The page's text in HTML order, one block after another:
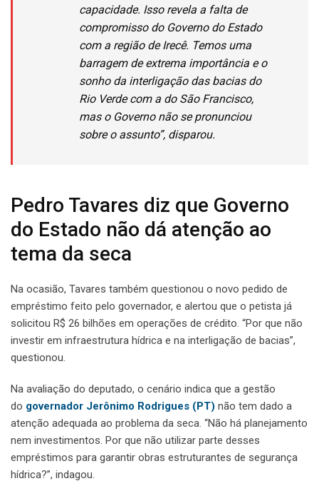
capacidade. Isso revela a falta de
compromisso do Governo do Estado
com a região de Irecê. Temos uma
barragem de extrema importância e o
sonho da interligação das bacias do
Rio Verde com a do São Francisco,
mas o Governo não se pronunciou
sobre o assunto”, disparou.
Pedro Tavares diz que Governo
do Estado não dá atenção ao
tema da seca
Na ocasião, Tavares também questionou o novo pedido de
empréstimo feito pelo governador, e alertou que o petista já
solicitou R$ 26 bilhões em operações de crédito. “Por que não
investir em infraestrutura hídrica e na interligação de bacias”,
questionou.
Na avaliação do deputado, o cenário indica que a gestão
do governador Jerônimo Rodrigues (PT) não tem dado a
atenção adequada ao problema da seca. “Não há planejamento
nem investimentos. Por que não utilizar parte desses
empréstimos para garantir obras estruturantes de segurança
hídrica?”, indagou.